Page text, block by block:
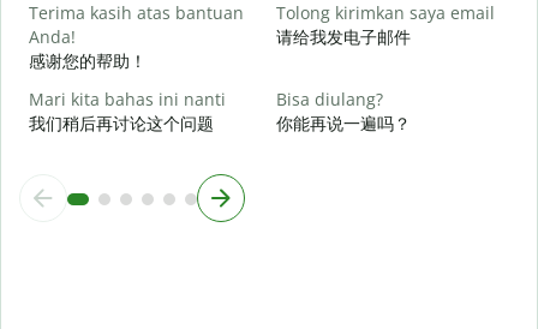
Terima kasih atas bantuan
Anda!
感谢您的帮助！
Tolong kirimkan saya email
请给我发电子邮件
Mari kita bahas ini nanti
我们稍后再讨论这个问题
Bisa diulang?
你能再说一遍吗？